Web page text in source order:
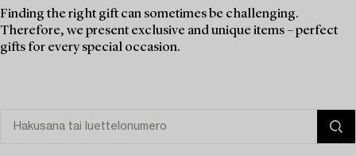
Finding the right gift can sometimes be challenging.
Therefore, we present exclusive and unique items – perfect
gifts for every special occasion.